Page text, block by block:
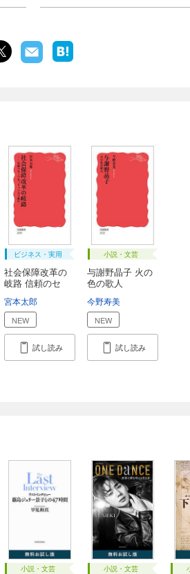
ビジネス・実用
社会保障改革の
岐路 信頼のセ
宮本太郎
NEW
試し読み
小説・文芸
与謝野晶子 火の
色の歌人
今野寿美
NEW
試し読み
小説・文芸 小説・文芸